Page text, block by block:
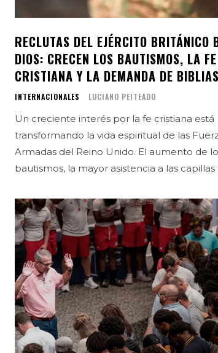
RECLUTAS DEL EJÉRCITO BRITÁNICO
DIOS: CRECEN LOS BAUTISMOS, LA FE
CRISTIANA Y LA DEMANDA DE BIBLIAS
INTERNACIONALES LUCIANO PEITEADO
Un creciente interés por la fe cristiana está
transformando la vida espiritual de las
Armadas del Reino Unido. El aumento de
bautismos, la mayor asistencia a las capillas